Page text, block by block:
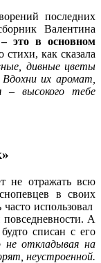
последних
Валентина
это в основном
стихи, как сказала
дивные цветы
их аромат,
– высокого тебе
не отражать всю
в своих
использовал
А
будто списан с его
откладывая на
неустроенной.